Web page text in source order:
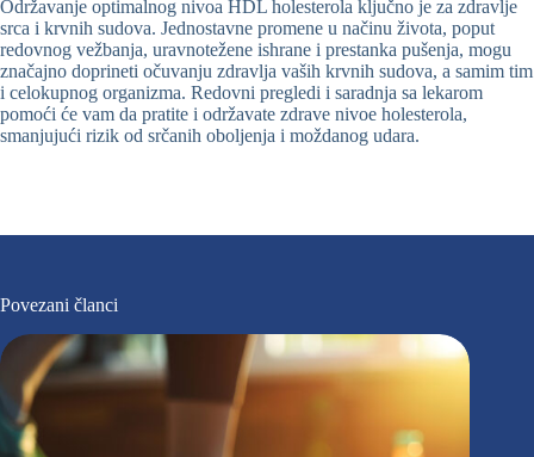
Održavanje optimalnog nivoa HDL holesterola ključno je za zdravlje
srca i krvnih sudova. Jednostavne promene u načinu života, poput
redovnog vežbanja, uravnotežene ishrane i prestanka pušenja, mogu
značajno doprineti očuvanju zdravlja vaših krvnih sudova, a samim tim
i celokupnog organizma. Redovni pregledi i saradnja sa lekarom
pomoći će vam da pratite i održavate zdrave nivoe holesterola,
smanjujući rizik od srčanih oboljenja i moždanog udara.
Povezani članci